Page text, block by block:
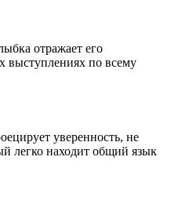
отражает его
выступлениях по всему
уверенность, не
легко находит общий язык